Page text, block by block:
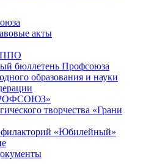
акты
ППО
бюллетень Профсоюза
образования и науки
творчества «Грани
«Юбилейный»